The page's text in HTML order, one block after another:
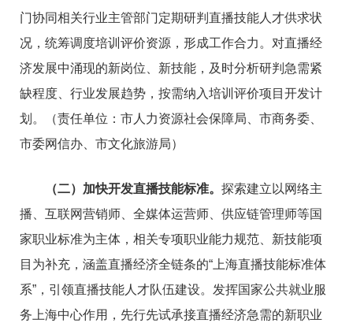
门协同相关行业主管部门定期研判直播技能人才供求状
况，统筹调度培训评价资源，形成工作合力。对直播经
济发展中涌现的新岗位、新技能，及时分析研判急需紧
缺程度、行业发展趋势，按需纳入培训评价项目开发计
划。（责任单位：市人力资源社会保障局、市商务委、
市委网信办、市文化旅游局）
（二）加快开发直播技能标准。 探索建立以网络主
播、互联网营销师、全媒体运营师、供应链管理师等国
家职业标准为主体，相关专项职业能力规范、新技能项
目为补充，涵盖直播经济全链条的“上海直播技能标准体
系”，引领直播技能人才队伍建设。发挥国家公共就业服
务上海中心作用，先行先试承接直播经济急需的新职业